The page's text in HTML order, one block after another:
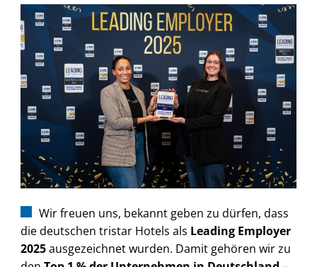
Wir freuen uns, bekannt geben zu dürfen, dass
die deutschen tristar Hotels als Leading Employer
2025ausgezeichnet wurden. Damit gehören wir zu